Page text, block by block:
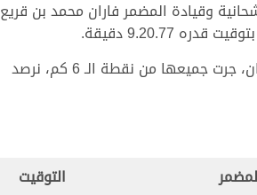
9:20:25 دقيقة، فيما جاء “سراح” لهجن الشحانية وقيادة المضمر فاران محمد بن قريع
وتوالت المتعة والندية في بقية منافسات الجذاع القوية التي توالت على مدار 14 شوطاً، خصصت 8 منها للبكار و6 للقعدان، جرت جميعها من نقطة الـ 6 كم، نرصد
التوقيت